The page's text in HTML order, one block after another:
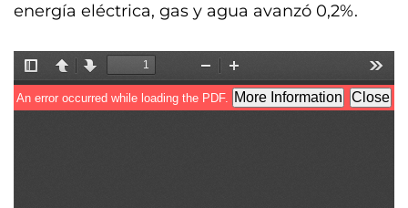
energía eléctrica, gas y agua avanzó 0,2%.